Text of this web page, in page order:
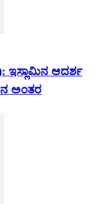
ಇಸ್ಲಾಮಿನ ಆದರ್ಶ
ಅಂತರ